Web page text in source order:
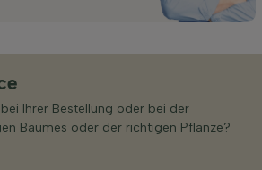
Ihrer Bestellung oder bei der
Baumes oder der richtigen Pflanze?